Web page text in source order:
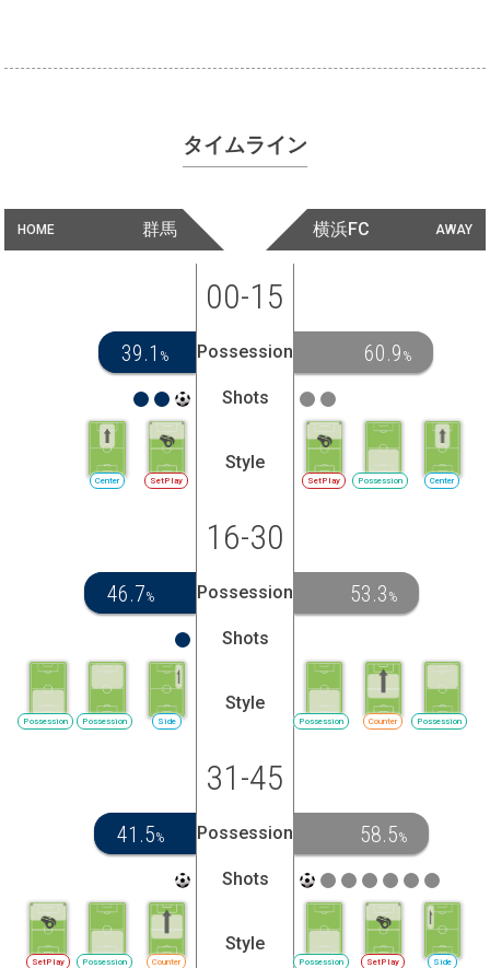
タイムライン
HOME 群馬 AWAY
横浜FC
00-15
39.1 % Possession 60.9 %
Shots
SetPlay
Center
Style
SetPlay Possession Center
16-30
46.7% Possession 53.3 %
Shots
Side
Possession
Possession
Style
Possession Counter Possession
31-45
41.5% Possession 58.5%
Shots
Counter
Possession
SetPlay
Style
Possession SetPlay Side